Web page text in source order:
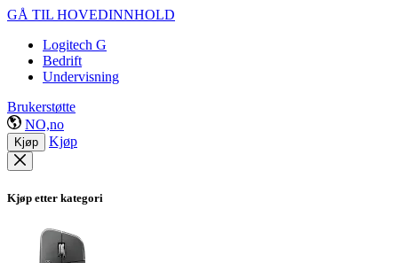
GÅ TIL HOVEDINNHOLD
Logitech G
Bedrift
Undervisning
Brukerstøtte
NO,no
Kjøp Kjøp
Kjøp etter kategori